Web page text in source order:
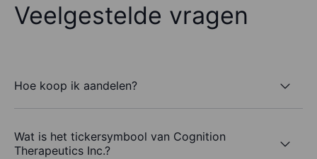
Veelgestelde vragen
Hoe koop ik aandelen?
Wat is het tickersymbool van Cognition
Therapeutics Inc.?